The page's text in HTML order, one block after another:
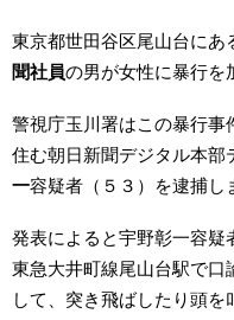
東京都世田谷区尾山台にあ
聞社員の男が女性に暴行を
警視庁玉川署はこの暴行事
住む朝日新聞デジタル本部
一容疑者（５３）を逮捕し
発表によると宇野彰一容疑
東急大井町線尾山台駅で口
して、突き飛ばしたり頭